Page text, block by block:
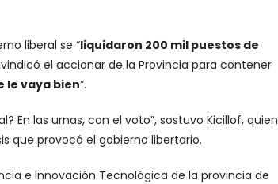
liberal se “liquidaron 200 mil puestos de
el accionar de la Provincia para contener
le vaya bien”.
En las urnas, con el voto”, sostuvo Kicillof, quien
que provocó el gobierno libertario.
e Innovación Tecnológica de la provincia de